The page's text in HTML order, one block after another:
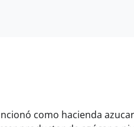
como hacienda